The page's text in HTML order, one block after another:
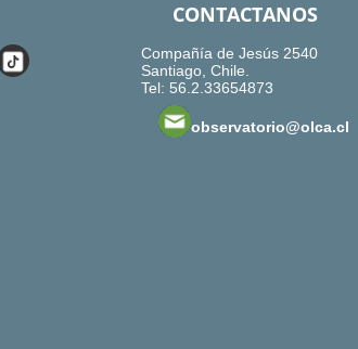
CONTACTANOS
Compañía de Jesús 2540
Santiago, Chile.
Tel: 56.2.33654873
observatorio@olca.cl